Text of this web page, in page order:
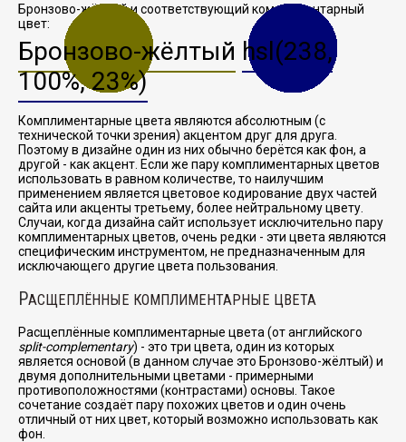
Бронзово-жёлтый и соответствующий комплиментарный
цвет:
Бронзово-жёлтый hsl(238,
100%, 23%)
Комплиментарные цвета являются абсолютным (с
технической точки зрения) акцентом друг для друга.
Поэтому в дизайне один из них обычно берётся как фон, а
другой - как акцент. Если же пару комплиментарных цветов
использовать в равном количестве, то наилучшим
применением является цветовое кодирование двух частей
сайта или акценты третьему, более нейтральному цвету.
Случаи, когда дизайна сайт использует исключительно пару
комплиментарных цветов, очень редки - эти цвета являются
специфическим инструментом, не предназначенным для
исключающего другие цвета пользования.
РАСЩЕПЛЁННЫЕ КОМПЛИМЕНТАРНЫЕ ЦВЕТА
Расщеплённые комплиментарные цвета (от английского
split-complementary) - это три цвета, один из которых
является основой (в данном случае это Бронзово-жёлтый) и
двумя дополнительными цветами - примерными
противоположностями (контрастами) основы. Такое
сочетание создаёт пару похожих цветов и один очень
отличный от них цвет, который возможно использовать как
фон.